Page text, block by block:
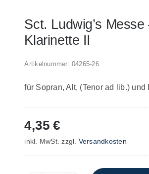
Kontakt
Sct. Ludwig’s Messe
Klarinette II
Artikelnummer: 04265-26
für Sopran, Alt, (Tenor ad lib.) und
4,35€
inkl. MwSt. zzgl. Versandkosten